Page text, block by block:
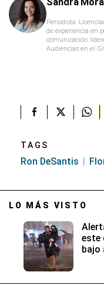
Sandra
Periodista.
de experiencia en
comunicación
Audiencias en el
TAGS
Ron DeSantis
LO MÁS VISTO
este
bajo